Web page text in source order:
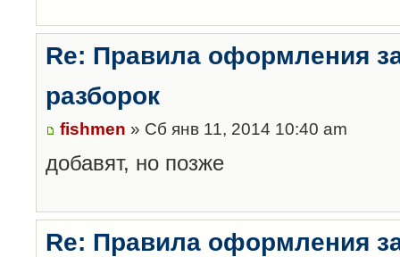
Re: Правила оформления
разборок
fishmen » Сб янв 11, 2014 10:40 am
добавят, но позже
Re: Правила оформления